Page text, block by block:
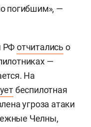
погибшим», —
РФотчитались о
—
На
беспилотная
угроза атаки
Челны,